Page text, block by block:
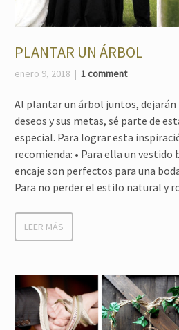
PLANTAR UN ÁRBOL
enero 9, 2018 1 comment
Al plantar un árbol juntos, dejarán
deseos y sus metas, sé parte de
especial. Para lograr esta
recomienda: • Para ella un vestido
encaje son perfectos para una
Para no perder el estilo natural y
LEER MÁS